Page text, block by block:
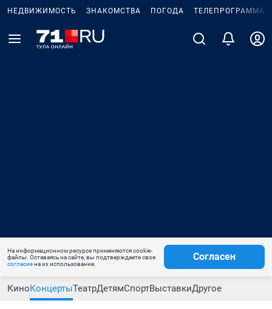
НЕДВИЖИМОСТЬ ЗНАКОМСТВА ПОГОДА ТЕЛЕПРОГРАММА
На информационном ресурсе применяются cookie-
файлы. Оставаясь на сайте, вы подтверждаете свое
согласиена их использование.
Согласен
КиноКонцертыТеатрДетямСпортВыставкиДругое